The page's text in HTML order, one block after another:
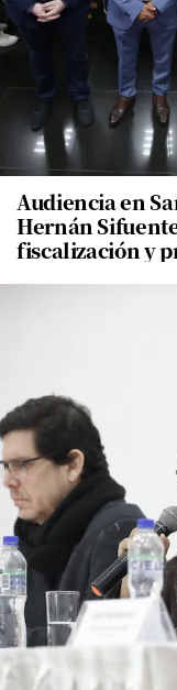
Audiencia en
Hernán
fiscalización y